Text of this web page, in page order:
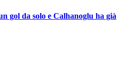
gol da solo e Calhanoglu ha già